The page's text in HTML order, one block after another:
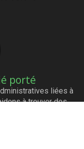
porté
liées à
à trouver des